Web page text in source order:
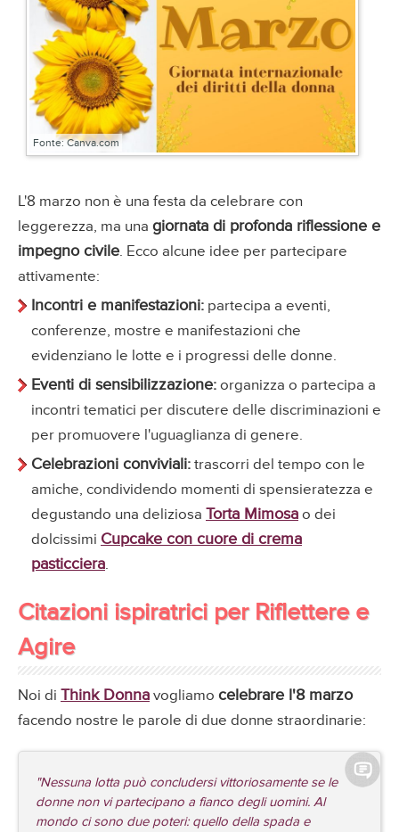
Fonte: Canva.com
L'8 marzo non è una festa da celebrare con
leggerezza, ma una giornata di profonda riflessione e
impegno civile. Ecco alcune idee per partecipare
attivamente:
Incontri e manifestazioni: partecipa a eventi,
conferenze, mostre e manifestazioni che
evidenziano le lotte e i progressi delle donne.
Eventi di sensibilizzazione: organizza o partecipa a
incontri tematici per discutere delle discriminazioni e
per promuovere l'uguaglianza di genere.
Celebrazioni conviviali: trascorri del tempo con le
amiche, condividendo momenti di spensieratezza e
degustando una deliziosa Torta Mimosa o dei
dolcissimi Cupcake con cuore di crema
pasticciera.
Citazioni ispiratrici per Riflettere e
Agire
Noi di Think Donna vogliamo celebrare l'8 marzo
facendo nostre le parole di due donne straordinarie:
"Nessuna lotta può concludersi vittoriosamente se le
donne non vi partecipano a fianco degli uomini. Al
mondo ci sono due poteri: quello della spada e